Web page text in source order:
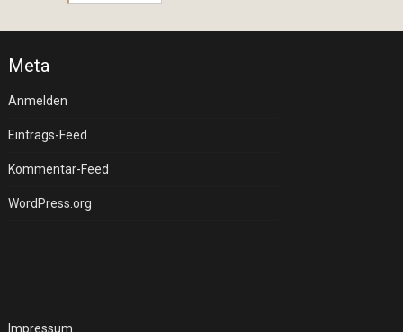
Meta
Anmelden
Eintrags-Feed
Kommentar-Feed
WordPress.org
Impressum